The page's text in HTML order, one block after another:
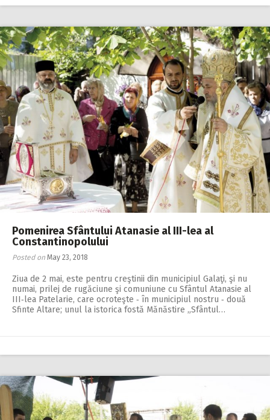
Pomenirea Sfântului Atanasie al III-lea al
Constantinopolului
Posted on May 23, 2018
Ziua de 2 mai, este pentru creştinii din municipiul Galaţi, şi nu
numai, prilej de rugăciune şi comuniune cu Sfântul Atanasie al
III‑lea Patelarie, care ocroteşte ‑ în municipiul nostru ‑ două
Sfinte Altare; unul la istorica fostă Mănăstire „Sfântul…